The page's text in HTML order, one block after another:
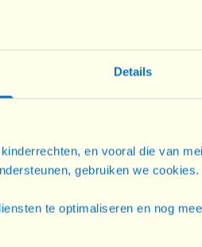
Details
en vooral die van
gebruiken we cookies.
te optimaliseren en nog
l’enfant